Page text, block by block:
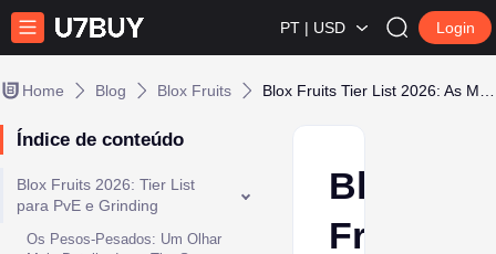
PT | USD Login
Home Blog Blox Fruits
Índice de conteúdo
Blox Fruits 2026: Tier List
para PvE e Grinding
Os Pesos-Pesados: Um Olhar
Blox
Fruits